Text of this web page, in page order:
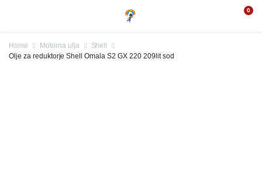
0
Home Motorna ulja
Shell
Olje za reduktorje Shell Omala S2 GX 220 209lit sod